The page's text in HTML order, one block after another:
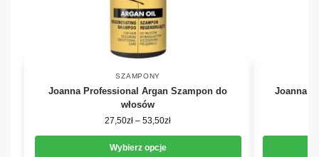
SZAMPONY
Joanna Professional Argan Szampon do
włosów
27,50zł – 53,50zł
Wybierz opcje
Joanna